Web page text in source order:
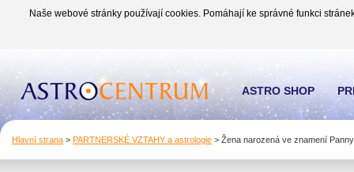
Naše webové stránky používají cookies. Pomáhají ke správné funkci
Hlavní strana > PARTNERSKÉ VZTAHY a astrologie > Žena narozená ve znamení Panny
ASTRO SHOP